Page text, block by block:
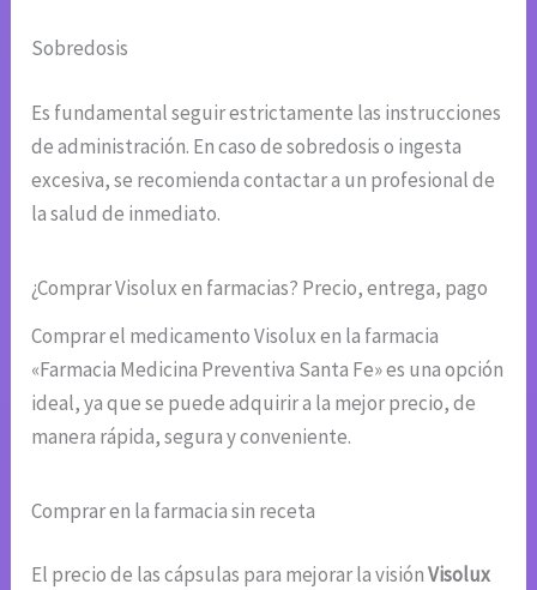
Sobredosis
Es fundamental seguir estrictamente las instrucciones
de administración. En caso de sobredosis o ingesta
excesiva, se recomienda contactar a un profesional de
la salud de inmediato.
¿Comprar Visolux en farmacias? Precio, entrega, pago
Comprar el medicamento Visolux en la farmacia
«Farmacia Medicina Preventiva Santa Fe» es una opción
ideal, ya que se puede adquirir a la mejor precio, de
manera rápida, segura y conveniente.
Comprar en la farmacia sin receta
El precio de las cápsulas para mejorar la visiónVisolux